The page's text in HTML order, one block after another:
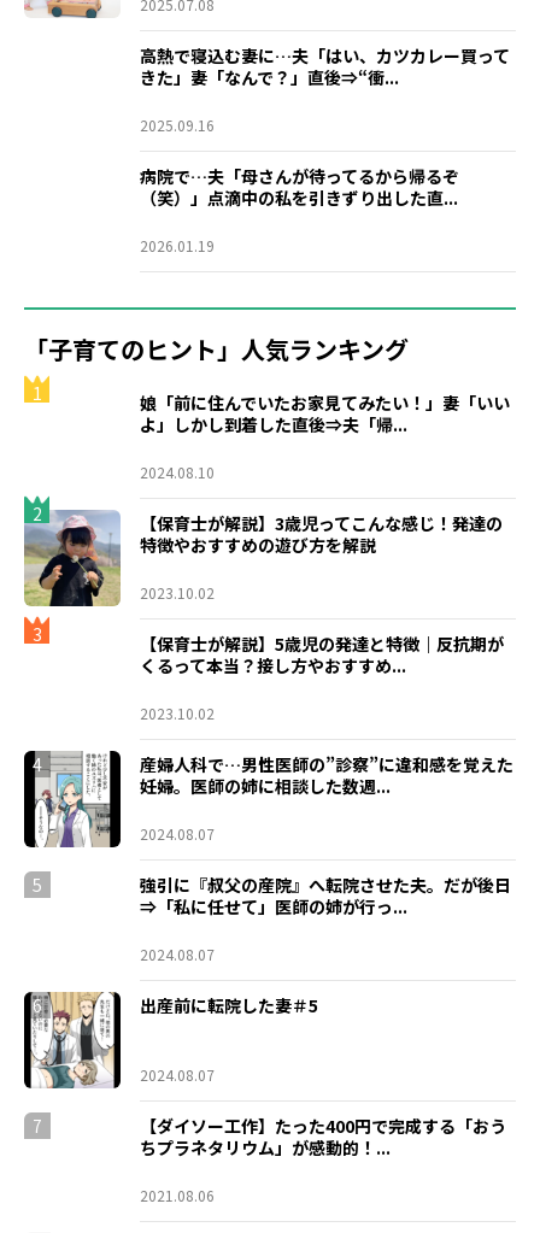
2025.07.08
高熱で寝込む妻に…夫「はい、カツカレー買って
きた」妻「なんで？」直後⇒“衝...
2025.09.16
病院で…夫「母さんが待ってるから帰るぞ
（笑）」点滴中の私を引きずり出した直...
2026.01.19
「子育てのヒント」人気ランキング
1
娘「前に住んでいたお家見てみたい！」妻「いい
よ」しかし到着した直後⇒夫「帰...
2024.08.10
2
【保育士が解説】3歳児ってこんな感じ！発達の
特徴やおすすめの遊び方を解説
2023.10.02
3
【保育士が解説】5歳児の発達と特徴｜反抗期が
くるって本当？接し方やおすすめ...
2023.10.02
4
産婦人科で…男性医師の”診察”に違和感を覚えた
妊婦。医師の姉に相談した数週...
2024.08.07
5
強引に『叔父の産院』へ転院させた夫。だが後日
⇒「私に任せて」医師の姉が行っ...
2024.08.07
6 出産前に転院した妻＃5
2024.08.07
7
【ダイソー工作】たった400円で完成する「おう
ちプラネタリウム」が感動的！...
2021.08.06